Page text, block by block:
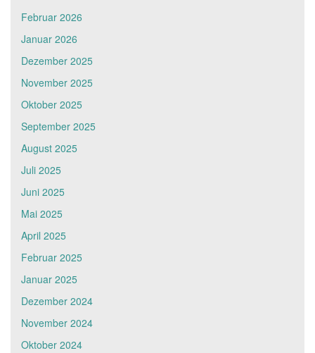
Februar 2026
Januar 2026
Dezember 2025
November 2025
Oktober 2025
September 2025
August 2025
Juli 2025
Juni 2025
Mai 2025
April 2025
Februar 2025
Januar 2025
Dezember 2024
November 2024
Oktober 2024